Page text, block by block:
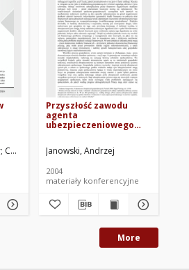
Chwiałkowski, Wojciech Komarnicka, Anna
Przyszłość zawodu
agenta
ubezpieczeniowego
działalności
operacyjnej
Janowski, Andrzej
2004
materiały konferencyjne
More